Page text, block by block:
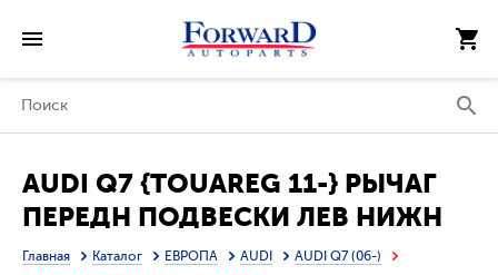
AUDI Q7 {TOUAREG 11-} РЫЧАГ
ПЕРЕДН ПОДВЕСКИ ЛЕВ НИЖН
АЛЮМИН (ТАЙВАНЬ)
Главная Каталог ЕВРОПА AUDI
AUDI Q7 (06-)